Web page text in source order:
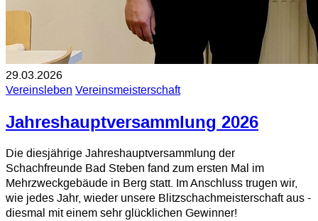
29.03.2026
Vereinsleben Vereinsmeisterschaft
Jahreshauptversammlung 2026
Die diesjährige Jahreshauptversammlung der
Schachfreunde Bad Steben fand zum ersten Mal im
Mehrzweckgebäude in Berg statt. Im Anschluss trugen wir,
wie jedes Jahr, wieder unsere Blitzschachmeisterschaft aus -
diesmal mit einem sehr glücklichen Gewinner!